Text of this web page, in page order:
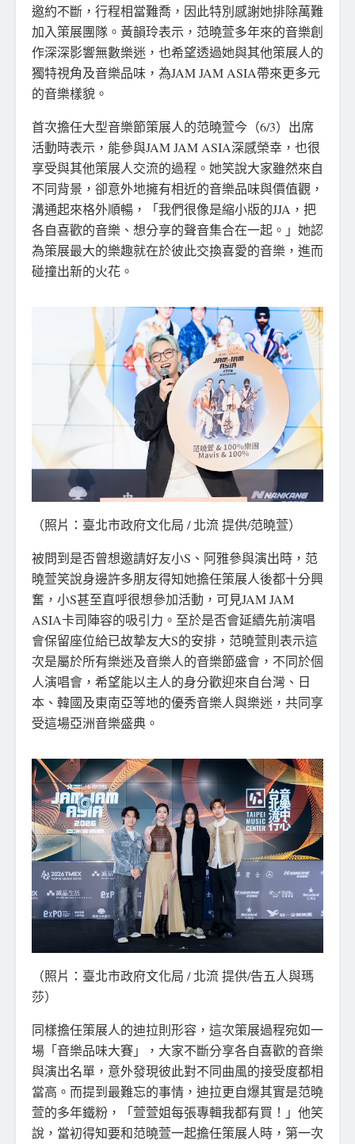
邀約不斷，行程相當難喬，因此特別感謝她排除萬難
加入策展團隊。黃韻玲表示，范曉萱多年來的音樂創
作深深影響無數樂迷，也希望透過她與其他策展人的
獨特視角及音樂品味，為JAM JAM ASIA帶來更多元
的音樂樣貌。
首次擔任大型音樂節策展人的范曉萱今（6/3）出席
活動時表示，能參與JAM JAM ASIA深感榮幸，也很
享受與其他策展人交流的過程。她笑說大家雖然來自
不同背景，卻意外地擁有相近的音樂品味與價值觀，
溝通起來格外順暢，「我們很像是縮小版的JJA，把
各自喜歡的音樂、想分享的聲音集合在一起。」她認
為策展最大的樂趣就在於彼此交換喜愛的音樂，進而
碰撞出新的火花。
（照片：臺北市政府文化局 / 北流 提供/范曉萱）
被問到是否曾想邀請好友小S、阿雅參與演出時，范
曉萱笑說身邊許多朋友得知她擔任策展人後都十分興
奮，小S甚至直呼很想參加活動，可見JAM JAM
ASIA卡司陣容的吸引力。至於是否會延續先前演唱
會保留座位給已故摯友大S的安排，范曉萱則表示這
次是屬於所有樂迷及音樂人的音樂節盛會，不同於個
人演唱會，希望能以主人的身分歡迎來自台灣、日
本、韓國及東南亞等地的優秀音樂人與樂迷，共同享
受這場亞洲音樂盛典。
（照片：臺北市政府文化局 / 北流 提供/告五人與瑪
莎）
同樣擔任策展人的迪拉則形容，這次策展過程宛如一
場「音樂品味大賽」，大家不斷分享各自喜歡的音樂
與演出名單，意外發現彼此對不同曲風的接受度都相
當高。而提到最難忘的事情，迪拉更自爆其實是范曉
萱的多年鐵粉，「萱萱姐每張專輯我都有買！」他笑
說，當初得知要和范曉萱一起擔任策展人時，第一次